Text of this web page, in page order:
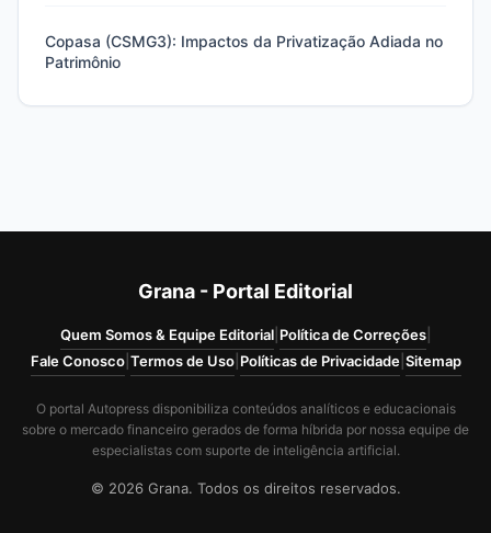
Copasa (CSMG3): Impactos da Privatização Adiada no
Patrimônio
Grana - Portal Editorial
Quem Somos & Equipe Editorial| Política de Correções|
Fale Conosco| Termos de Uso| Políticas de Privacidade| Sitemap
O portal Autopress disponibiliza conteúdos analíticos e educacionais
sobre o mercado financeiro gerados de forma híbrida por nossa equipe de
especialistas com suporte de inteligência artificial.
© 2026 Grana. Todos os direitos reservados.